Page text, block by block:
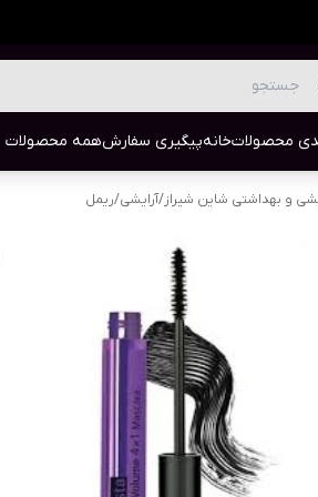
محصولاتخانهپیگیری سفارشهمه محصولات
و بهداشتی شاین شیراز/آرایشی/ریمل